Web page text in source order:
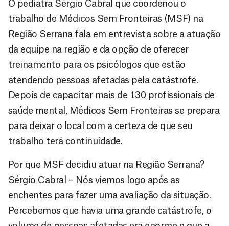
O pediatra Sérgio Cabral que coordenou o
trabalho de Médicos Sem Fronteiras (MSF) na
Região Serrana fala em entrevista sobre a atuação
da equipe na região e da opção de oferecer
treinamento para os psicólogos que estão
atendendo pessoas afetadas pela catástrofe.
Depois de capacitar mais de 130 profissionais de
saúde mental, Médicos Sem Fronteiras se prepara
para deixar o local com a certeza de que seu
trabalho terá continuidade.
Por que MSF decidiu atuar na Região Serrana?
Sérgio Cabral – Nós viemos logo após as
enchentes para fazer uma avaliação da situação.
Percebemos que havia uma grande catástrofe, o